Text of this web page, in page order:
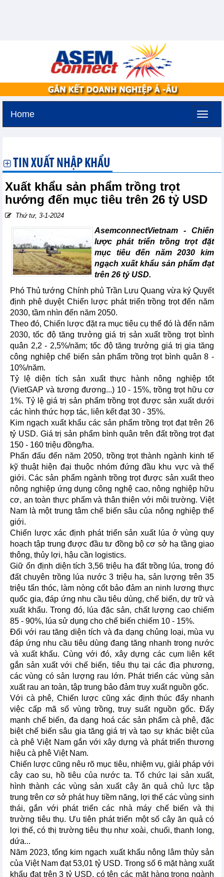
Home
TIN XUẤT NHẬP KHẨU
Xuất khẩu sản phẩm trồng trọt
hướng đến mục tiêu trên 26 tỷ USD
Thứ tư, 3-1-2024
AsemconnectVietnam - Chiến
lược phát triển trồng trọt đặt
mục tiêu đến năm 2030 kim
ngạch xuất khẩu sản phẩm đạt
trên 26 tỷ USD.
Phó Thủ tướng Chính phủ Trần Lưu Quang vừa ký Quyết
định phê duyệt Chiến lược phát triển trồng trọt đến năm
2030, tầm nhìn đến năm 2050.
Theo đó, Chiến lược đặt ra mục tiêu cụ thể đó là đến năm
2030, tốc độ tăng trưởng giá trị sản xuất trồng trọt bình
quân 2,2 - 2,5%/năm; tốc độ tăng trưởng giá trị gia tăng
công nghiệp chế biến sản phẩm trồng trọt bình quân 8 -
10%/năm.
Tỷ lệ diện tích sản xuất thực hành nông nghiệp tốt
(VietGAP và tương đương...) 10 - 15%, trồng trọt hữu cơ
1%. Tỷ lệ giá trị sản phẩm trồng trọt được sản xuất dưới
các hình thức hợp tác, liên kết đạt 30 - 35%.
Kim ngạch xuất khẩu các sản phẩm trồng trọt đạt trên 26
tỷ USD. Giá trị sản phẩm bình quân trên đất trồng trọt đạt
150 - 160 triệu đồng/ha.
Phấn đấu đến năm 2050, trồng trọt thành ngành kinh tế
kỹ thuật hiện đại thuộc nhóm đứng đầu khu vực và thế
giới. Các sản phẩm ngành trồng trọt được sản xuất theo
nông nghiệp ứng dụng công nghệ cao, nông nghiệp hữu
cơ, an toàn thực phẩm và thân thiện với môi trường. Việt
Nam là một trung tâm chế biến sâu của nông nghiệp thế
giới.
Chiến lược xác định phát triển sản xuất lúa ở vùng quy
hoạch tập trung được đầu tư đồng bộ cơ sở hạ tầng giao
thông, thủy lợi, hậu cần logistics.
Giữ ổn định diện tích 3,56 triệu ha đất trồng lúa, trong đó
đất chuyên trồng lúa nước 3 triệu ha, sản lượng trên 35
triệu tấn thóc, làm nòng cốt bảo đảm an ninh lương thực
quốc gia, đáp ứng nhu cầu tiêu dùng, chế biến, dự trữ và
xuất khẩu. Trong đó, lúa đặc sản, chất lượng cao chiếm
85 - 90%, lúa sử dụng cho chế biến chiếm 10 - 15%.
Đối với rau tăng diện tích và đa dạng chủng loại, mùa vụ
đáp ứng nhu cầu tiêu dùng đang tăng nhanh trong nước
và xuất khẩu. Cùng với đó, xây dựng các cụm liên kết
gắn sản xuất với chế biến, tiêu thụ tại các địa phương,
các vùng có sản lượng rau lớn. Phát triển các vùng sản
xuất rau an toàn, tập trung bảo đảm truy xuất nguồn gốc.
Với cà phê, Chiến lược cũng xác định thúc đẩy nhanh
việc cấp mã số vùng trồng, truy suất nguồn gốc. Đẩy
mạnh chế biến, đa dạng hoá các sản phẩm cà phê, đặc
biệt chế biến sâu gia tăng giá trị và tạo sự khác biệt của
cà phê Việt Nam gắn với xây dựng và phát triển thương
hiệu cà phê Việt Nam.
Chiến lược cũng nêu rõ mục tiêu, nhiệm vụ, giải pháp với
cây cao su, hồ tiêu của nước ta. Tổ chức lại sản xuất,
hình thành các vùng sản xuất cây ăn quả chủ lực tập
trung trên cơ sở phát huy tiềm năng, lợi thế các vùng sinh
thái, gắn với phát triển các nhà máy chế biến và thị
trường tiêu thụ. Ưu tiên phát triển một số cây ăn quả có
lợi thế, có thị trường tiêu thụ như xoài, chuối, thanh long,
dứa...
Năm 2023, tổng kim ngạch xuất khẩu nông lâm thủy sản
của Việt Nam đạt 53,01 tỷ USD. Trong số 6 mặt hàng xuất
khẩu đạt trên 3 tỷ USD, có tên các mặt hàng trong ngành